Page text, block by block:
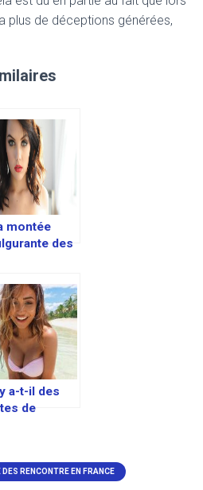
plus de déceptions générées,
montée
des
webcam
a-t-il des
de
RENCONTRE EN FRANCE